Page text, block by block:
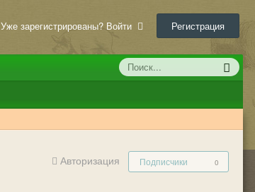
Уже зарегистрированы? Войти Регистрация
Авторизация Подписчики 0